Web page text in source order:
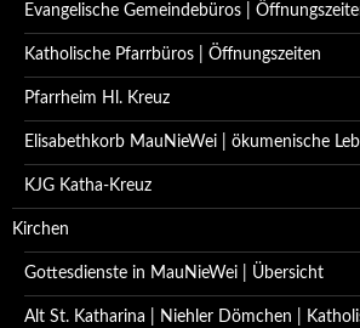
Evangelische Gemeindebüros |
Katholische Pfarrbüros | Öffnungszeiten
Pfarrheim Hl. Kreuz
Elisabethkorb MauNieWei | ökumenische
KJG Katha-Kreuz
Kirchen
Gottesdienste in MauNieWei | Übersicht
Alt St. Katharina | Niehler Dömchen |